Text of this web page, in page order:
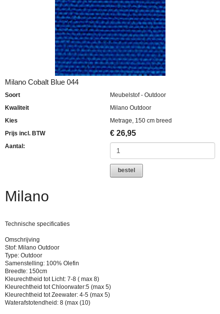
Milano Cobalt Blue 044
Soort
Meubelstof - Outdoor
Kwaliteit
Milano Outdoor
Kies
Metrage, 150 cm breed
Prijs incl. BTW
€ 26,95
Aantal:
bestel
Milano
Technische specificaties
Omschrijving
Stof: Milano Outdoor
Type: Outdoor
Samenstelling: 100% Olefin
Breedte: 150cm
Kleurechtheid tot Licht: 7-8 ( max 8)
Kleurechtheid tot Chloorwater:5 (max 5)
Kleurechtheid tot Zeewater: 4-5 (max 5)
Waterafstotendheid: 8 (max (10)